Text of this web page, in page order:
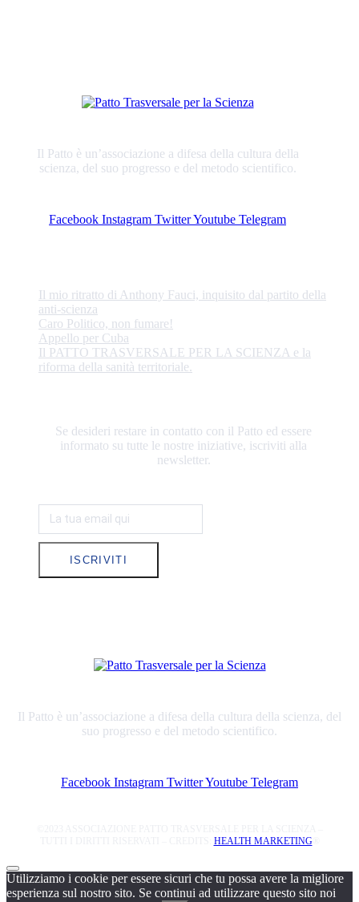
Il Patto è un’associazione a difesa della cultura della
scienza, del suo progresso e del metodo scientifico.
Facebook Instagram TwitterYoutube Telegram
Il mio ritratto di Anthony Fauci, inquisito dal partito della
anti-scienza
Caro Politico, non fumare!
Appello per Cuba
Il PATTO TRASVERSALE PER LA SCIENZA e la
riforma della sanità territoriale.
Se desideri restare in contatto con il Patto ed essere
informato su tutte le nostre iniziative, iscriviti alla
newsletter.
ISCRIVITI
Il Patto è un’associazione a difesa della cultura della scienza, del
suo progresso e del metodo scientifico.
Facebook Instagram TwitterYoutube Telegram
HEALTH MARKETING®
Utilizziamo i cookie per essere sicuri che tu possa avere la migliore
esperienza sul nostro sito. Se continui ad utilizzare questo sito noi